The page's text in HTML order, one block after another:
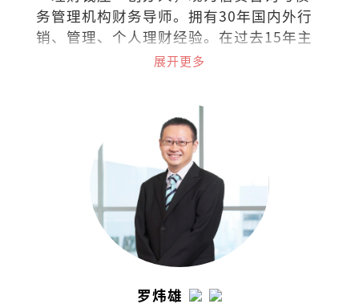
务管理机构财务导师。拥有30年国内外行
销、管理、个人理财经验。在过去15年主
讲超过千场讲座，参与300次的电视、电
展开更多
罗炜雄